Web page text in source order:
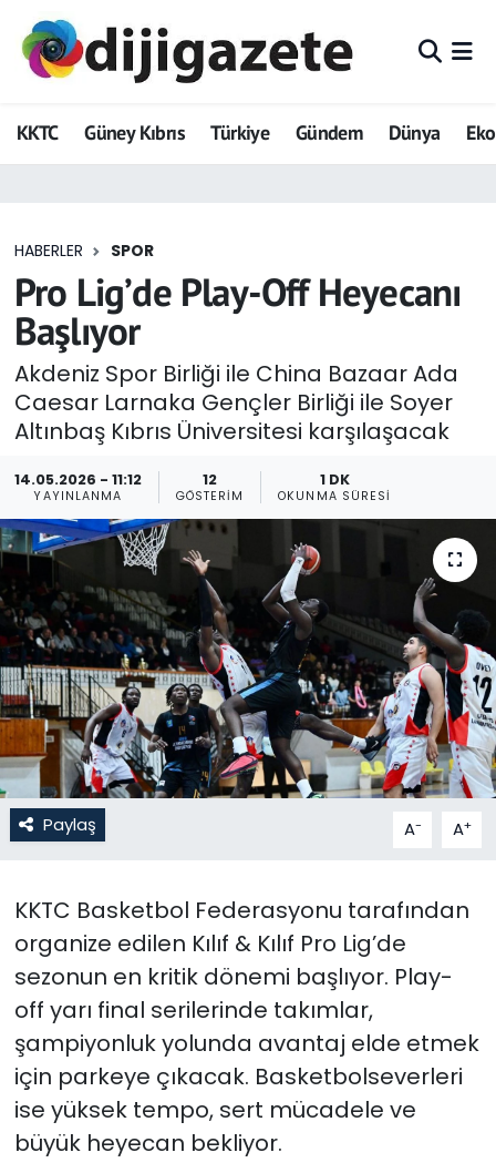
KKTC Güney Kıbrıs Türkiye Gündem Dünya
HABERLER SPOR
Pro Lig’de Play-Off Heyecanı
Başlıyor
Akdeniz Spor Birliği ile China Bazaar Ada
Caesar Larnaka Gençler Birliği ile Soyer
Altınbaş Kıbrıs Üniversitesi karşılaşacak
14.05.2026 - 11:12
YAYINLANMA
12
GÖSTERIM
1 DK
OKUNMA SÜRESI
Paylaş A- A+
KKTC Basketbol Federasyonu tarafından
organize edilen Kılıf & Kılıf Pro Lig’de
sezonun en kritik dönemi başlıyor. Play-
off yarı final serilerinde takımlar,
şampiyonluk yolunda avantaj elde etmek
için parkeye çıkacak. Basketbolseverleri
ise yüksek tempo, sert mücadele ve
büyük heyecan bekliyor.
ADVERTORIAL
Dijigazete
Eğitim
Ekonomi
Foto Galeri
GEZİ
Güncel
Gündem
KKTC
KKTC YEREL SEÇİM 2018
Kültür Sanat
Magazin
Moda
Otomobil Dünyası
Politika
SAĞLIK
Spor
Teknoloji
Hava Durumu
Trafik Durumu
Tüm Manşetler
Son Dakika Haberleri
Haber Arşivi